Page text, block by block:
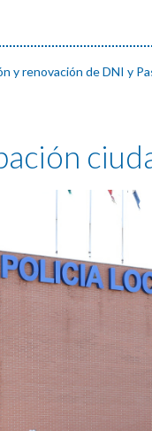
y renovación de DNI y